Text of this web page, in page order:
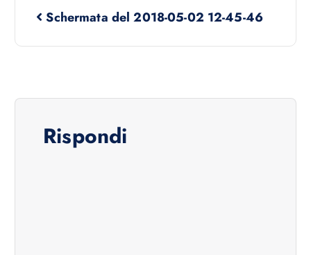
Schermata del 2018-05-02 12-45-46
Rispondi